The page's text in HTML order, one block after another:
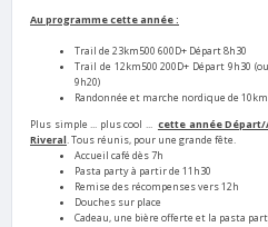
Au programme cette année :
Trail de 23km500 600D+ Départ 8h30
Trail de 12km500 200D+ Départ 9h30
9h20)
Randonnée et marche nordique de
Plus simple ... plus cool ... cette année
Riveral. Tous réunis, pour une grande fête.
Accueil café dès 7h
Pasta party à partir de 11h30
Remise des récompenses vers 12h
Douches sur place
Cadeau, une bière offerte et la pasta